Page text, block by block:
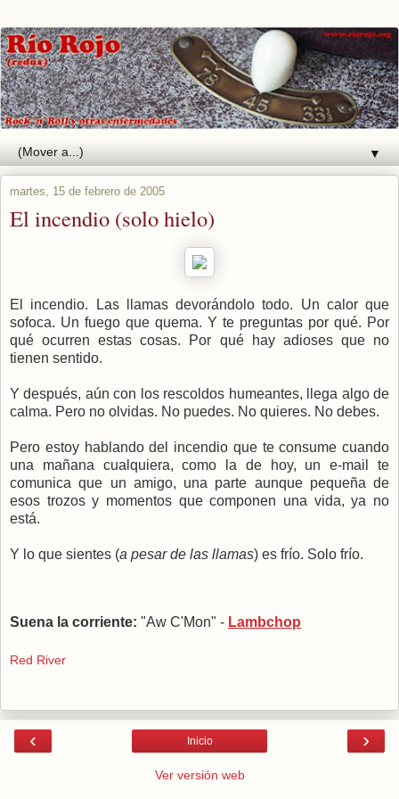
▼
martes, 15 de febrero de 2005
El incendio (solo hielo)
El incendio. Las llamas devorándolo todo. Un calor que
sofoca. Un fuego que quema. Y te preguntas por qué. Por
qué ocurren estas cosas. Por qué hay adioses que no
tienen sentido.
Y después, aún con los rescoldos humeantes, llega algo de
calma. Pero no olvidas. No puedes. No quieres. No debes.
Pero estoy hablando del incendio que te consume cuando
una mañana cualquiera, como la de hoy, un e-mail te
comunica que un amigo, una parte aunque pequeña de
esos trozos y momentos que componen una vida, ya no
está.
Y lo que sientes (a pesar de las llamas) es frío. Solo frío.
Suena la corriente: "Aw C'Mon" - Lambchop
Red River
‹ ›
Inicio
Ver versión web